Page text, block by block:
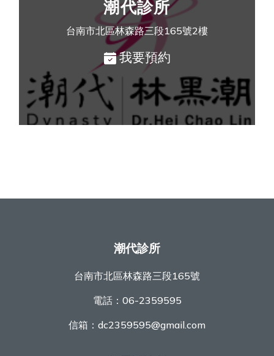
潮代診所
台南市北區林森路三段165號2樓
我要預約
潮代診所
台南市北區林森路三段165號
電話： 06-2359595
信箱： dc2359595@gmail.com